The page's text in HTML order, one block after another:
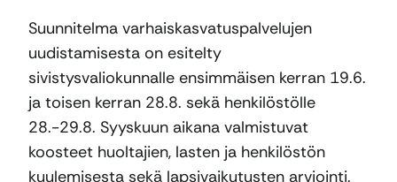
Suunnitelma varhaiskasvatuspalvelujen
uudistamisesta on esitelty
sivistysvaliokunnalle ensimmäisen kerran 19.6.
ja toisen kerran 28.8. sekä henkilöstölle
28.-29.8. Syyskuun aikana valmistuvat
koosteet huoltajien, lasten ja henkilöstön
kuulemisesta sekä lapsivaikutusten arviointi.